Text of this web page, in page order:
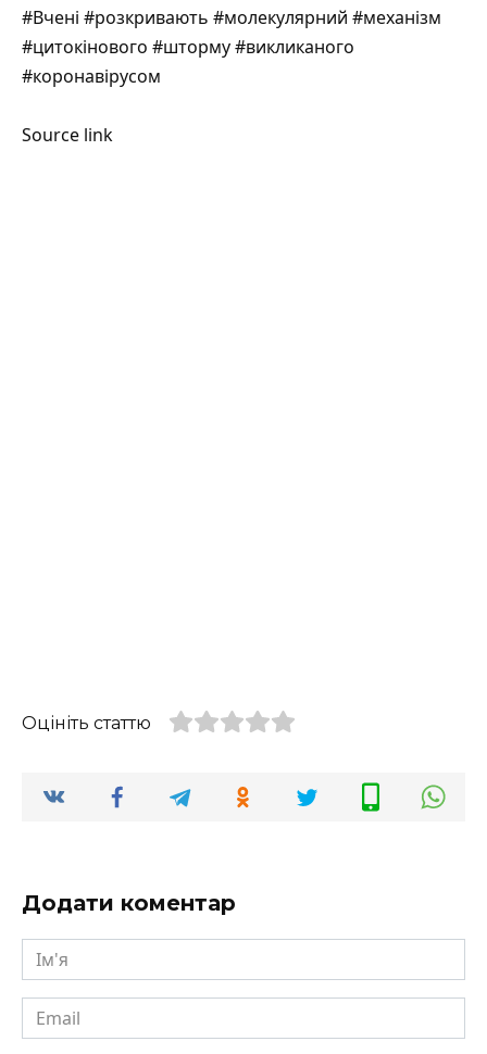
#Вчені #розкривають #молекулярний #механізм
#цитокінового #шторму #викликаного
#коронавірусом
Source link
Оцініть статтю
Додати коментар
Ім'я
Email